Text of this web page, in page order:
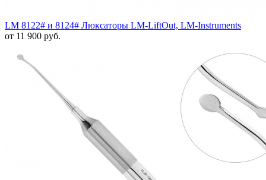
LM 8122# и 8124# Люксаторы LM-LiftOut, LM-Instruments
от 11 900 руб.